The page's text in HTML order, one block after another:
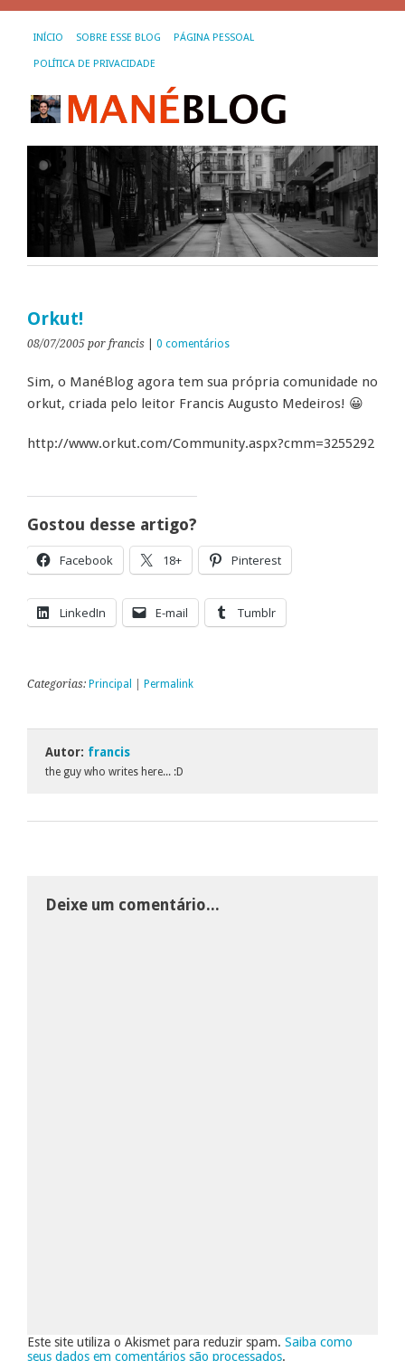
INÍCIO SOBRE ESSE BLOG PÁGINA PESSOAL
POLÍTICA DE PRIVACIDADE
Orkut!
08/07/2005 por francis 0 comentários
Sim, o ManéBlog agora tem sua própria comunidade no
orkut, criada pelo leitor Francis Augusto Medeiros! 😀
http://www.orkut.com/Community.aspx?cmm=3255292
Gostou desse artigo?
Facebook 18+ Pinterest
LinkedIn E-mail Tumblr
Categorias: Principal Permalink
Autor: francis
the guy who writes here... :D
Deixe um comentário...
Este site utiliza o Akismet para reduzir spam. Saiba como
seus dados em comentários são processados.